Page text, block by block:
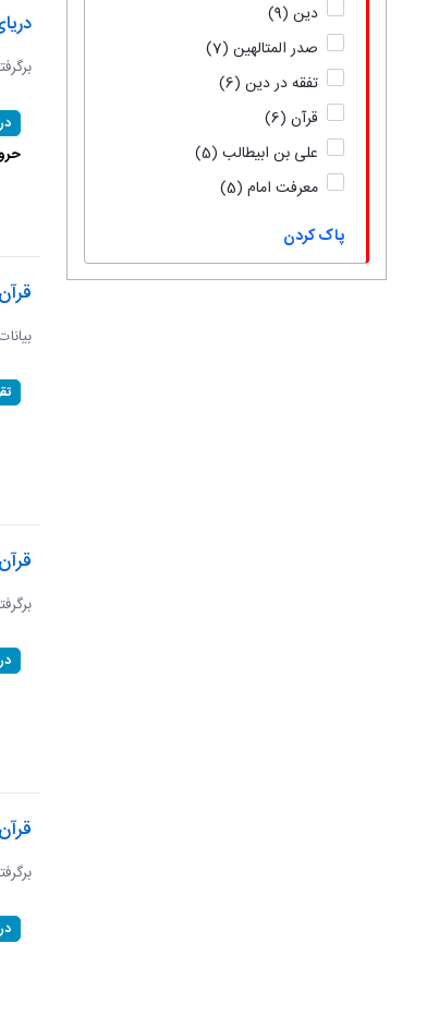
دین (9)
صدر المتالهین (7)
تفقه در دین (6)
قرآن (6)
علی بن ابیطالب (5)
معرفت امام (5)
پاک کردن